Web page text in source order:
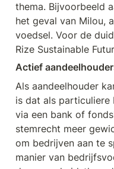
thema. Bijvoorbeeld
het geval van Milou,
voedsel. Voor de
Rize Sustainable
Actief
Als aandeelhouder
is dat als particuliere
via een bank of
stemrecht meer
om bedrijven aan te
manier van